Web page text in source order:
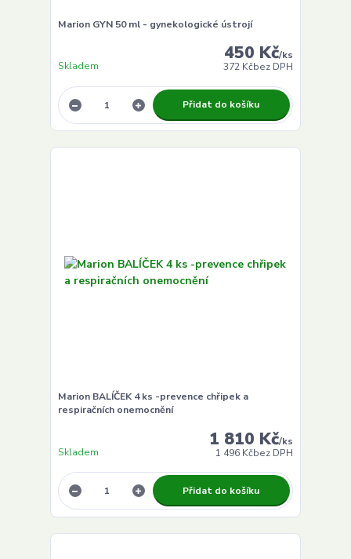
Marion GYN 50 ml - gynekologické ústrojí
450 Kč/ks
372 Kčbez DPH
Skladem
Přidat do košíku
Marion BALÍČEK 4 ks -prevence chřipek a
respiračních onemocnění
1 810 Kč/ks
1 496 Kčbez DPH
Skladem
Přidat do košíku